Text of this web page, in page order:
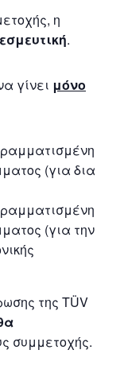
η
.
γίνει μόνο
(για δια
(για την
της TÜV
συμμετοχής.